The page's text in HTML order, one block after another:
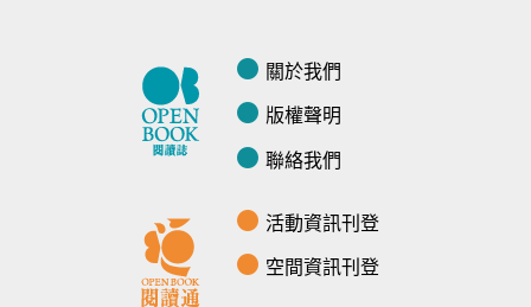
關於我們
版權聲明
聯絡我們
活動資訊刊登
空間資訊刊登